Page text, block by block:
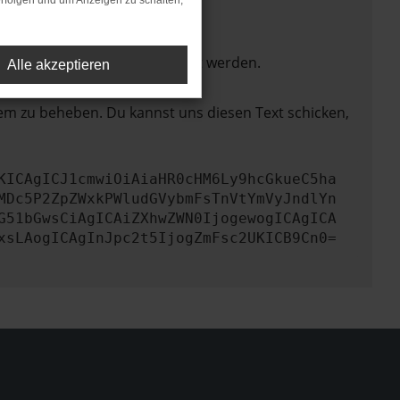
nicht mehr unterstützt werden.
zu beheben. Du kannst uns diesen Text schicken,
Alle akzeptieren